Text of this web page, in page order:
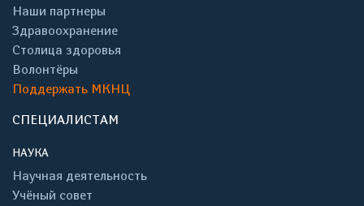
Наши партнеры
Здравоохранение
Столица здоровья
Волонтёры
Поддержать МКНЦ
СПЕЦИАЛИСТАМ
НАУКА
Научная деятельность
Учёный совет